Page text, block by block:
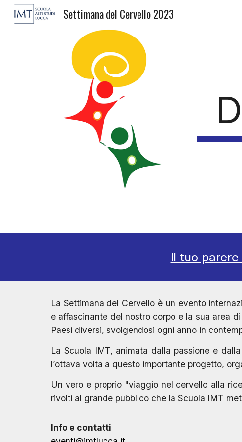
Settimana del Cervello 2023
Il tuo
La Settimana del Cervello è un evento
e affascinante del nostro corpo e la sua area
Paesi diversi, svolgendosi ogni anno in
La Scuola IMT, animata dalla passione e
l’ottava volta a questo importante progetto,
Un vero e proprio "viaggio nel cervello alla
rivolti al grande pubblico che la Scuola IMT
Info e contatti